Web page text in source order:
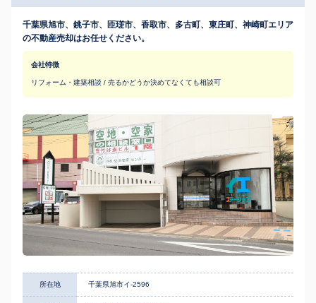
千葉県旭市、銚子市、匝瑳市、香取市、多古町、東庄町、神崎町エリア
の不動産売却はお任せください。
会社特徴
リフォーム・建築相談 / 売るかどうか決めてなくても相談可
所在地 千葉県旭市イ-2596